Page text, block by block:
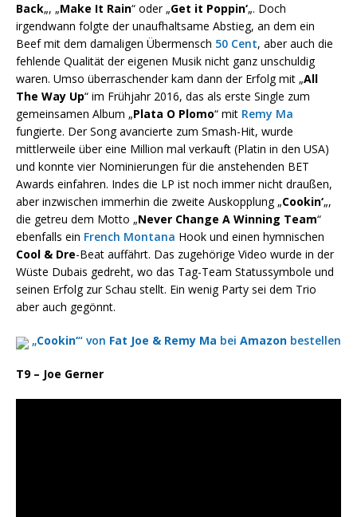
Back„, „Make It Rain“ oder „Get it Poppin‘„. Doch
irgendwann folgte der unaufhaltsame Abstieg, an dem ein
Beef mit dem damaligen Übermensch 50 Cent, aber auch die
fehlende Qualität der eigenen Musik nicht ganz unschuldig
waren. Umso überraschender kam dann der Erfolg mit „All
The Way Up“ im Frühjahr 2016, das als erste Single zum
gemeinsamen Album „Plata O Plomo“ mit Remy Ma
fungierte. Der Song avancierte zum Smash-Hit, wurde
mittlerweile über eine Million mal verkauft (Platin in den USA)
und konnte vier Nominierungen für die anstehenden BET
Awards einfahren. Indes die LP ist noch immer nicht draußen,
aber inzwischen immerhin die zweite Auskopplung „Cookin‘„,
die getreu dem Motto „Never Change A Winning Team“
ebenfalls ein French Montana Hook und einen hymnischen
Cool & Dre-Beat auffährt. Das zugehörige Video wurde in der
Wüste Dubais gedreht, wo das Tag-Team Statussymbole und
seinen Erfolg zur Schau stellt. Ein wenig Party sei dem Trio
aber auch gegönnt.
„Cookin‘“ von Fat Joe & Remy Ma bei Amazon bestellen
T9 – Joe Gerner